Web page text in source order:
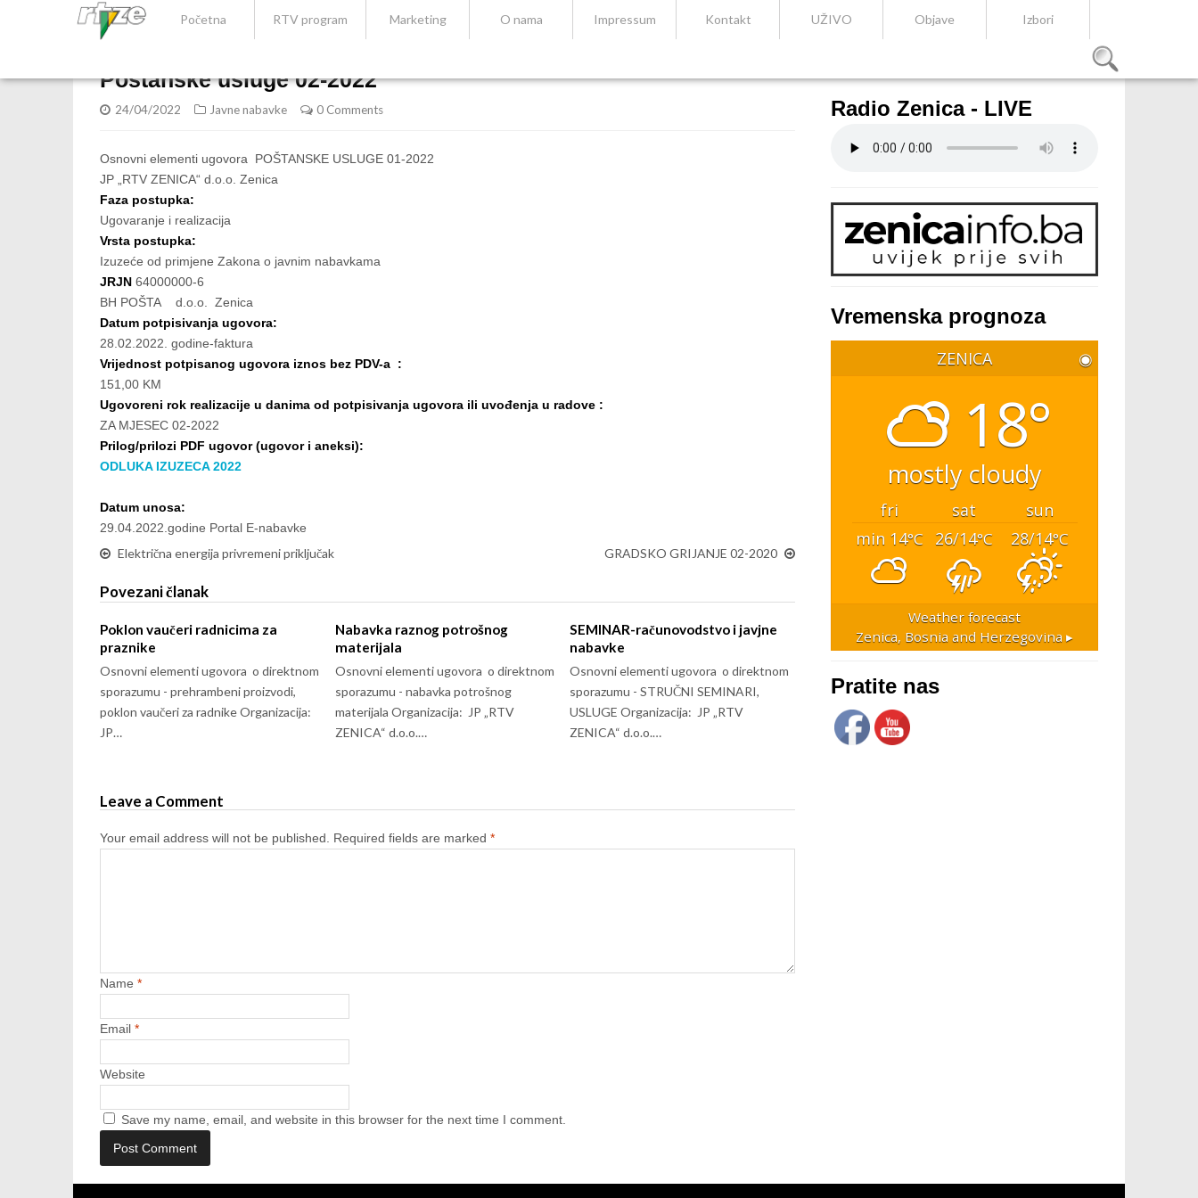
Početna RTV program Marketing O nama Impressum Kontakt UŽIVO Objave Izbori
Poštanske usluge 02-2022
24/04/2022 Javne nabavke 0 Comments
Osnovni elementi ugovora POŠTANSKE USLUGE 01-2022
JP „RTV ZENICA“ d.o.o. Zenica
Faza postupka:
Ugovaranje i realizacija
Vrsta postupka:
Izuzeće od primjene Zakona o javnim nabavkama
JRJN 64000000-6
BH POŠTA d.o.o. Zenica
Datum potpisivanja ugovora:
28.02.2022. godine-faktura
Vrijednost potpisanog ugovora iznos bez PDV-a :
151,00 KM
Ugovoreni rok realizacije u danima od potpisivanja ugovora ili uvođenja u radove :
ZA MJESEC 02-2022
Prilog/prilozi PDF ugovor (ugovor i aneksi):
ODLUKA IZUZECA 2022
Datum unosa:
29.04.2022.godine Portal E-nabavke
Električna energija privremeni priključak GRADSKO GRIJANJE 02-2020
Povezani članak
Poklon vaučeri radnicima za
praznike
Osnovni elementi ugovora o direktnom
sporazumu - prehrambeni proizvodi,
poklon vaučeri za radnike Organizacija:
JP…
Nabavka raznog potrošnog
materijala
Osnovni elementi ugovora o direktnom
sporazumu - nabavka potrošnog
materijala Organizacija: JP „RTV
ZENICA“ d.o.o.…
SEMINAR-računovodstvo i javjne
nabavke
Osnovni elementi ugovora o direktnom
sporazumu - STRUČNI SEMINARI,
USLUGE Organizacija: JP „RTV
ZENICA“ d.o.o.…
Leave a Comment
Your email address will not be published. Required fields are marked *
Name *
Email *
Website
Save my name, email, and website in this browser for the next time I comment.
Radio Zenica - LIVE
Vremenska prognoza
ZENICA ◉
18°
mostly cloudy
fri sat
sun
min 14°C 26/14°C 28/14°C
Weather forecast
Zenica, Bosnia and Herzegovina ▸
Pratite nas